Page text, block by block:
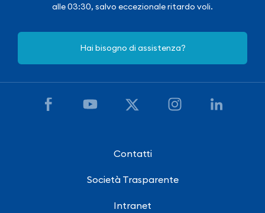
alle 03:30, salvo eccezionale ritardo voli.
Hai bisogno di assistenza?
Contatti
Società Trasparente
Intranet